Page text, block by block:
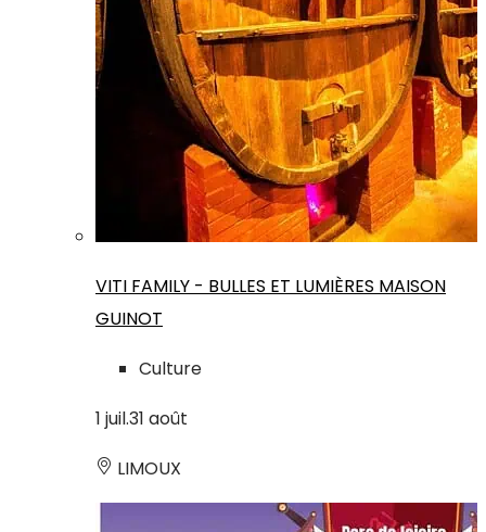
VITI FAMILY - BULLES ET LUMIÈRES MAISON
GUINOT
Culture
1 juil.31 août
LIMOUX